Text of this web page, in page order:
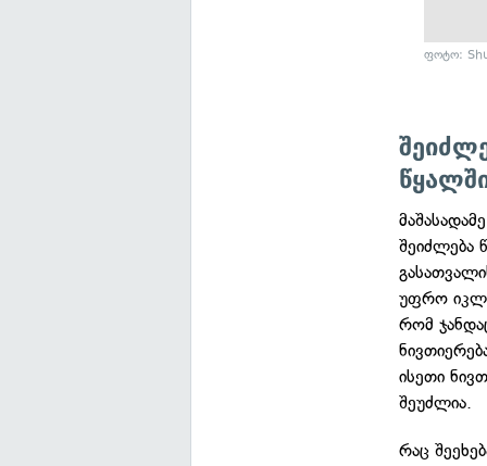
ფოტო:
შეიძლება
უფრო
რომ
ისეთი
შეუძლია.
რაც